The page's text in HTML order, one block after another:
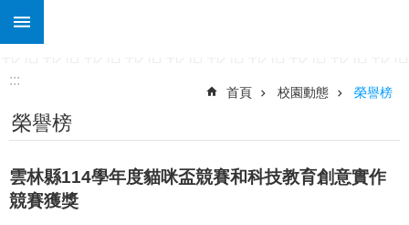
跳到主要內容區塊
搜
尋
關
於
庫
行
:::
首頁 校園動態 榮譽榜
榮譽榜
雲林縣114學年度貓咪盃競賽和科技教育創意實作
競賽獲獎